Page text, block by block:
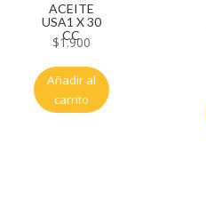
ACEITE
USA1 X 30
CC
$1.900
Añadir al
carrito